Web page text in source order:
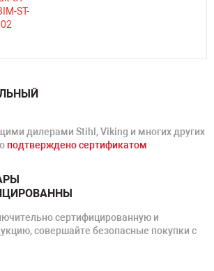
дилерами Stihl, Viking и многих других
подтверждено сертификатом
сертифицированную и
совершайте безопасные покупки с